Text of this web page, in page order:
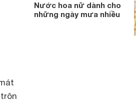
Nước hoa nữ dành cho
những ngày mưa nhiều